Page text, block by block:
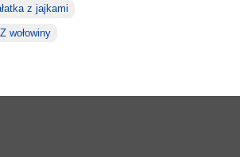
z jajkami
Z wołowiny